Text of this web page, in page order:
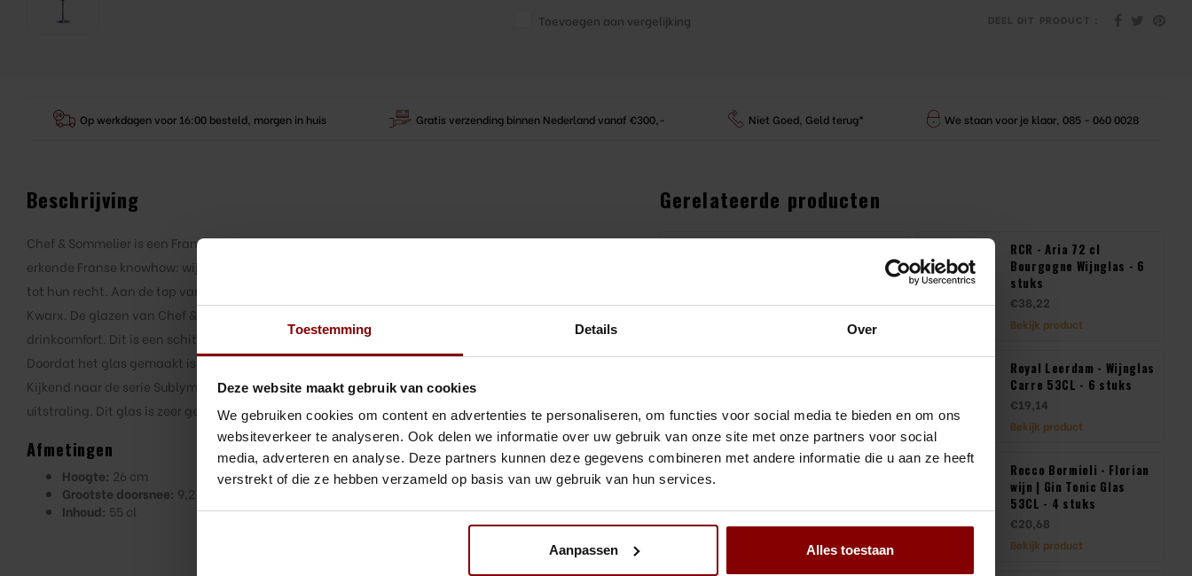
Toestemming Details Over
Deze website maakt gebruik van cookies
We gebruiken cookies om content en advertenties te personaliseren, om functies voor social media te bieden en om ons
websiteverkeer te analyseren. Ook delen we informatie over uw gebruik van onze site met onze partners voor social
media, adverteren en analyse. Deze partners kunnen deze gegevens combineren met andere informatie die u aan ze heeft
verstrekt of die ze hebben verzameld op basis van uw gebruik van hun services.
Aanpassen Alles toestaan
Toevoegen aan vergelijking
Op werkdagen voor 16:00 besteld, morgen in huis Gratis verzending binnen Nederland vanaf €300,- Niet Goed, Geld terug* We staan voor je klaar, 085 - 060 0028
Beschrijving
Chef & Sommelier is een Frans merk dat gespecialiseerd is in de verbetering van wereldwijd
erkende Franse knowhow: wijnkunde en gastronomie, brengt professionele talenten en amateurs
tot hun recht. Aan de top van innovatie op het gebied van esthetiek en gebruikte materialen:
Kwarx. De glazen van Chef & Sommelier bieden een technologie met dunne rand voor optimaal
drinkcomfort. Dit is een schitterend glas dat erkenning geeft aan de eisen van de wijnkenners.
Doordat het glas gemaakt is van Kwarkx materiaal, is deze kristalhelder, mooi en zeer sterk.
Kijkend naar de serie Sublym, zijn deze glazen sterk te herkennen aan de chique stijl en krachtige
uitstraling. Dit glas is zeer geschikt voor een feestelijk diner of chique aangelegenheid.
Afmetingen
Hoogte: 26 cm
Grootste doorsnee: 9,2 cm
Inhoud: 55 cl
Gerelateerde producten
Bekijk product
RCR - Aria 72 cl
Bourgogne Wijnglas - 6
stuks
€38,22
Bekijk product
Royal Leerdam - Wijnglas
Carre 53CL - 6 stuks
€19,14
Bekijk product
€29,99
Bekijk product
Rocco Bormioli - Florian
wijn | Gin Tonic Glas
53CL - 4 stuks
€20,68
Bekijk product